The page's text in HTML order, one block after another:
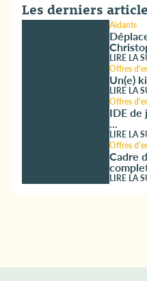
Les derniers
Aidants
LIRE LA
Offres
Un(e)
LIRE LA
Offres
IDE de
...
LIRE LA
Offres
Cadre
LIRE LA